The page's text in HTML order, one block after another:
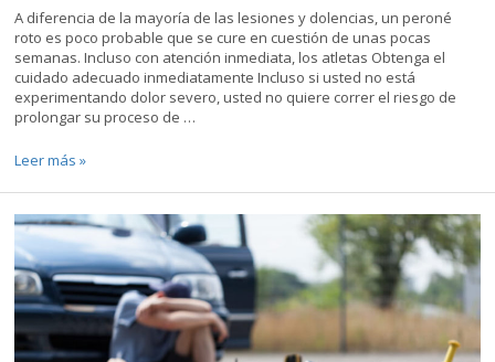
A diferencia de la mayoría de las lesiones y dolencias, un peroné
roto es poco probable que se cure en cuestión de unas pocas
semanas. Incluso con atención inmediata, los atletas Obtenga el
cuidado adecuado inmediatamente Incluso si usted no está
experimentando dolor severo, usted no quiere correr el riesgo de
prolongar su proceso de …
Cómo
de
una
fractura
de
Fibula
Leer más »